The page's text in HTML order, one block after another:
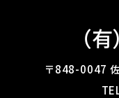
（
〒848-0047